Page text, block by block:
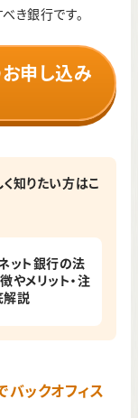
き銀行です。
申し込み
知りたい方はこ
ット銀行の法
やメリット・注
解説
ックオフィス